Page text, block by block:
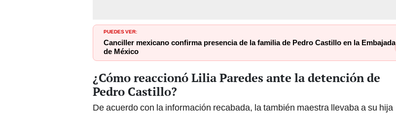
PUEDES VER:
Canciller mexicano confirma presencia de la familia de Pedro Castillo en la Embajada
de México
¿Cómo reaccionó Lilia Paredes ante la detención de
Pedro Castillo?
De acuerdo con la información recabada, la también maestra llevaba a su hija